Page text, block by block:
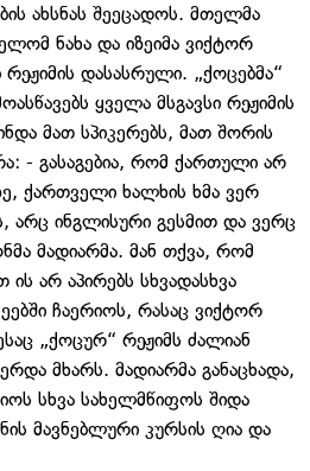
ახსნას შეეცადოს. მთელმა
ნახა და იზეიმა ვიქტორ
დასასრული. „ქოცებმა“
ყველა მსგავსი რეჟიმის
მათ სპიკერებს, მათ შორის
- გასაგებია, რომ ქართული არ
ქართველი ხალხის ხმა ვერ
არც ინგლისური გესმით და ვერც
მადიარმა. მან თქვა, რომ
ის არ აპირებს სხვადასხვა
ჩაერიოს, რასაც ვიქტორ
„ქოცურ“ რეჟიმს ძალიან
მხარს. მადიარმა განაცხადა,
სხვა სახელმწიფოს შიდა
მავნებლური კურსის ღია და